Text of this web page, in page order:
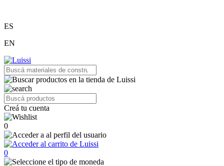
ES
EN
Creá tu cuenta
0
0